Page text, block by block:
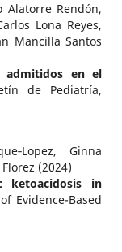
Alatorre Rendón,
Lona Reyes,
Mancilla Santos
admitidos en el
de Pediatría,
Ginna
(2024)
in
Evidence-Based